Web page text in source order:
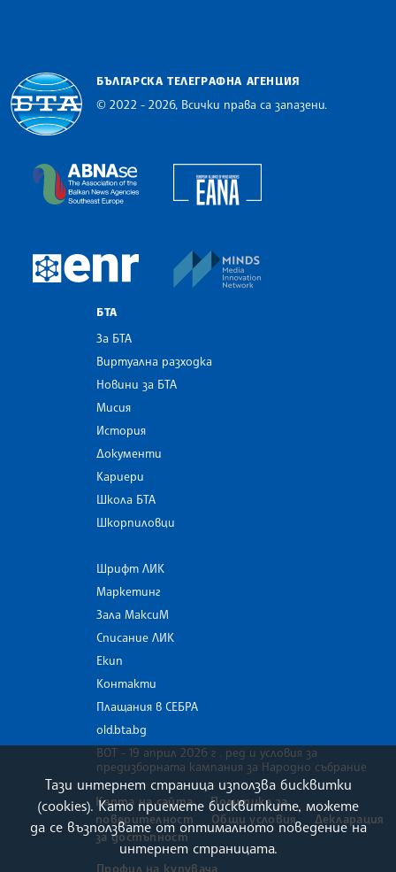
БЪЛГАРСКА ТЕЛЕГРАФНА АГЕНЦИЯ
© 2022 - 2026, Всички права са запазени.
The Assocoation of the Balkan News Agencies
European Newsroom
БТА
За БТА
Виртуална разходка
Новини за БТА
Мисия
История
Документи
Кариери
Школа БТА
Шкорпиловци
Шрифт ЛИК
Маркетинг
Зала МаксиМ
Списание ЛИК
Екип
Контакти
Плащания в СЕБРА
old.bta.bg
ВОТ - 19 април 2026 г . ред и условия за
предизборната кампания за Народно събрание
Карта на сайта
Политика за
поверителност
Общи условия
Декларация
за достъпност
Профил на купувача
Тази интернет страница използва бисквитки
(cookies). Като приемете бисквитките, можете
да се възползвате от оптималното поведение на
интернет страницата.